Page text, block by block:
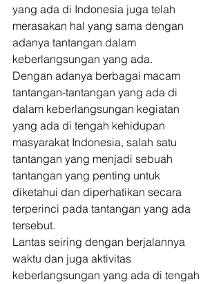
yang ada di Indonesia juga telah
merasakan hal yang sama dengan
adanya tantangan dalam
keberlangsungan yang ada.
Dengan adanya berbagai macam
tantangan-tantangan yang ada di
dalam keberlangsungan kegiatan
yang ada di tengah kehidupan
masyarakat Indonesia, salah satu
tantangan yang menjadi sebuah
tantangan yang penting untuk
diketahui dan diperhatikan secara
terperinci pada tantangan yang ada
tersebut.
Lantas seiring dengan berjalannya
waktu dan juga aktivitas
keberlangsungan yang ada di tengah